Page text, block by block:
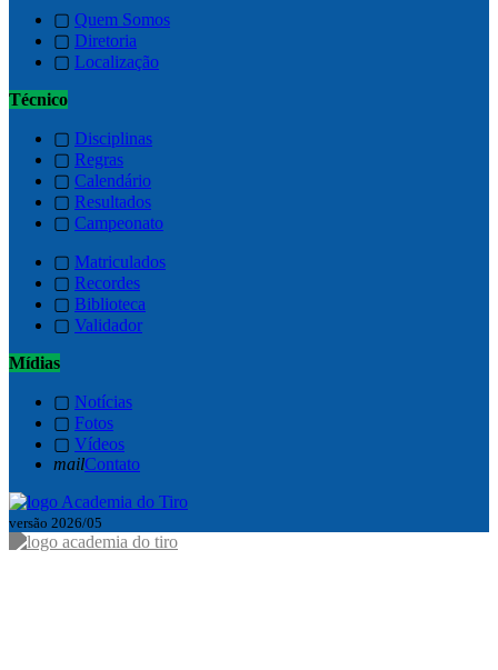
▢ Quem Somos
▢ Diretoria
▢ Localização
Técnico
▢ Disciplinas
▢ Regras
▢ Calendário
▢ Resultados
▢ Campeonato
▢ Matriculados
▢ Recordes
▢ Biblioteca
▢ Validador
Mídias
▢ Notícias
▢ Fotos
▢ Vídeos
mailContato
versão 2026/05